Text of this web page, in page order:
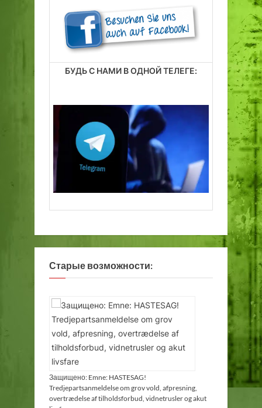
БУДЬ С НАМИ В ОДНОЙ ТЕЛЕГЕ:
Старые возможности:
Защищено: Emne: HASTESAG!
Tredjepartsanmeldelse om grov vold, afpresning,
overtrædelse af tilholdsforbud, vidnetrusler og akut